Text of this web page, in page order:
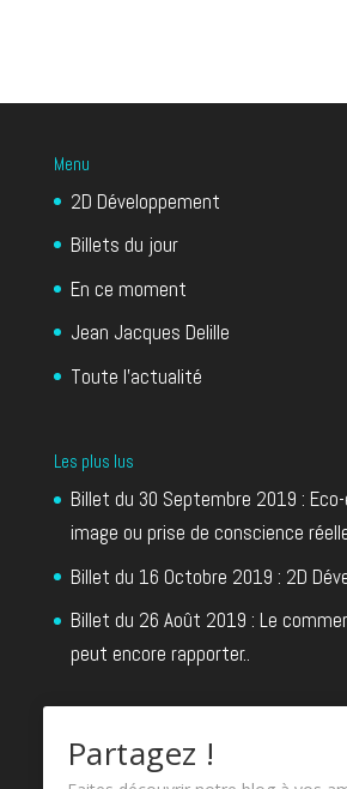
Menu
2D Développement
Billets du jour
En ce moment
Jean Jacques Delille
Toute l’actualité
Les plus lus
Billet du 30 Septembre 2019 :
image ou prise de conscience
Billet du 16 Octobre 2019 : 2D
Billet du 26 Août 2019 : Le
peut encore rapporter..
Partagez !